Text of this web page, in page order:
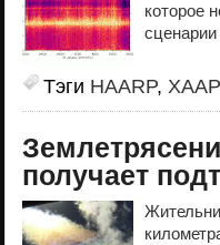
которое
сценарии
Тэги HAARP,
получает